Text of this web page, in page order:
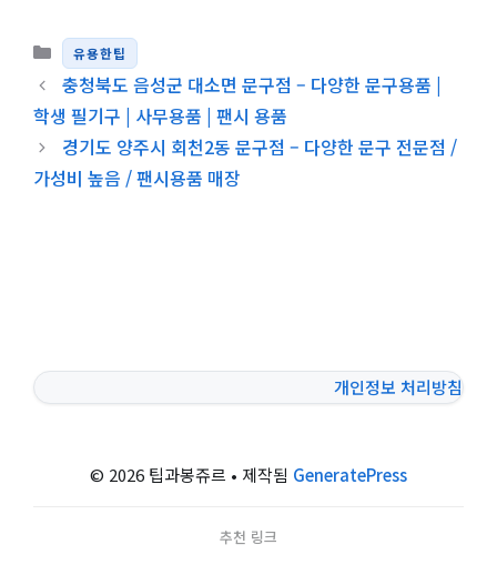
카테고리
유용한팁
충청북도 음성군 대소면 문구점 – 다양한 문구용품 |
학생 필기구 | 사무용품 | 팬시 용품
경기도 양주시 회천2동 문구점 – 다양한 문구 전문점 /
가성비 높음 / 팬시용품 매장
개인정보 처리방침
© 2026 팁과봉쥬르 • 제작됨 GeneratePress
추천 링크